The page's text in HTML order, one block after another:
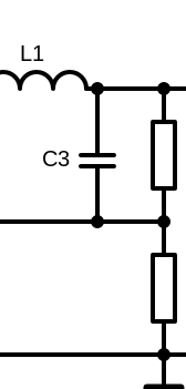
L1
C3